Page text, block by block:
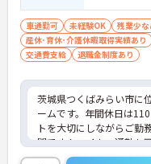
車通勤可 未経験OK 残業少な
産休･育休･介護休暇取得実績あり
交通費支給
退職金制度あり
茨城県つくばみらい市に
ームです。年間休日は
トを大切にしながらご勤
問です！マイカー通勤も
お持ちの方はお気軽にお